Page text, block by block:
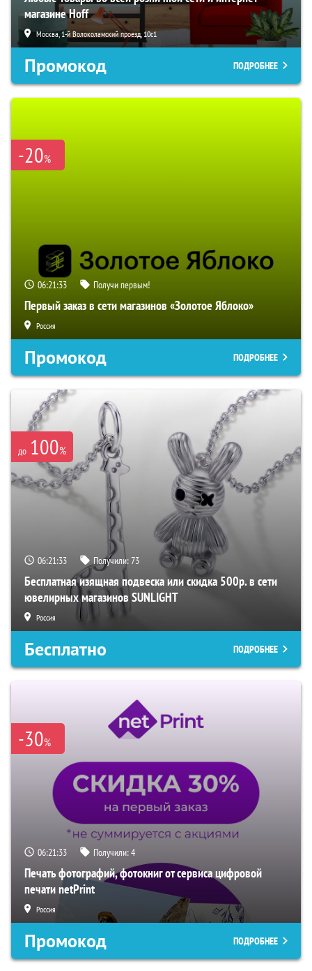
магазине Hoff
Москва, 1-й Волоколамский проезд, 10с1
Промокод ПОДРОБНЕЕ
-20%
06:21:33 Получи первым!
Первый заказ в сети магазинов «Золотое Яблоко»
Россия
Промокод ПОДРОБНЕЕ
до 100%
06:21:33 Получили:73
Бесплатная изящная подвеска или скидка 500р. в сети
ювелирных магазинов SUNLIGHT
Россия
Бесплатно ПОДРОБНЕЕ
-30%
06:21:33 Получили:4
Печать фотографий, фотокниг от сервиса цифровой
печати netPrint
Россия
Промокод ПОДРОБНЕЕ